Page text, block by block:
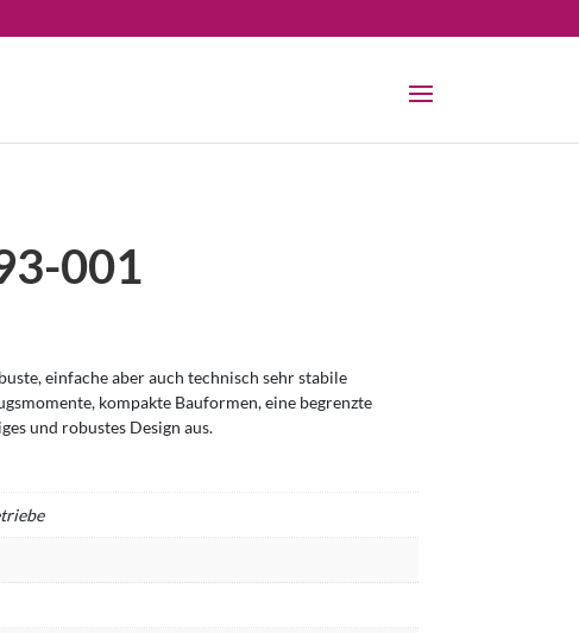
001
einfache aber auch technisch sehr stabile
kompakte Bauformen, eine begrenzte
und robustes Design aus.